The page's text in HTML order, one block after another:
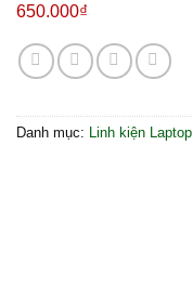
650.000₫
Danh mục: Linh kiện Laptop